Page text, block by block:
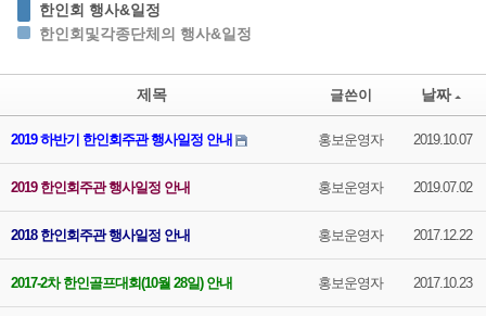
한인회 행사&일정
한인회및각종단체의 행사&일정
제목 글쓴이 날짜
2019 하반기 한인회주관 행사일정 안내 홍보운영자 2019.10.07
2019 한인회주관 행사일정 안내 홍보운영자 2019.07.02
2018 한인회주관 행사일정 안내 홍보운영자 2017.12.22
2017-2차 한인골프대회(10월 28일) 안내 홍보운영자 2017.10.23